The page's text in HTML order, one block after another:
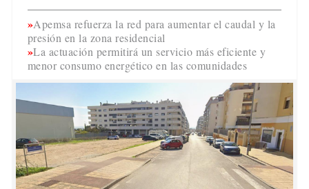
Apemsa refuerza la red para aumentar el caudal y la
presión en la zona residencial
La actuación permitirá un servicio más eficiente y
menor consumo energético en las comunidades